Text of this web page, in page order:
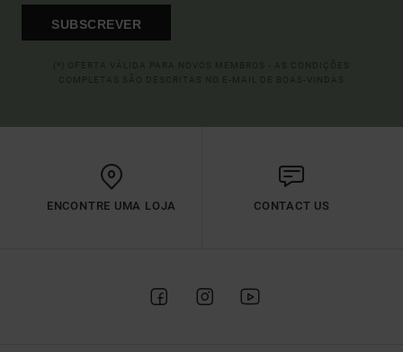
SUBSCREVER
ENCONTRE UMA LOJA CONTACT US